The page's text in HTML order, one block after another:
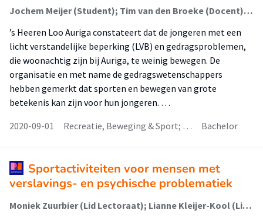
Jochem Meijer (Student); Tim van den Broeke (Docent); Ilse Naalden (Docent)
’s Heeren Loo Auriga constateert dat de jongeren met een
licht verstandelijke beperking (LVB) en gedragsproblemen,
die woonachtig zijn bij Auriga, te weinig bewegen. De
organisatie en met name de gedragswetenschappers
hebben gemerkt dat sporten en bewegen van grote
betekenis kan zijn voor hun jongeren. …
2020-09-01
Recreatie, Beweging & Sport; … Bachelor
Sportactiviteiten voor mensen met
verslavings- en psychische problematiek
Moniek Zuurbier (Lid Lectoraat); Lianne Kleijer-Kool (Lid Lectoraat)